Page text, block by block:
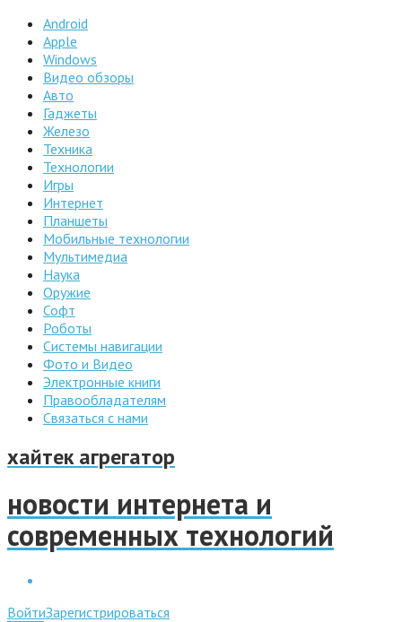
Android
Apple
Windows
Видео обзоры
Авто
Гаджеты
Железо
Техника
Технологии
Игры
Интернет
Планшеты
Мобильные технологии
Мультимедиа
Наука
Оружие
Софт
Роботы
Системы навигации
Фото и Видео
Электронные книги
Правообладателям
Связаться с нами
хайтек агрегатор
новости интернета и
современных технологий
ВойтиЗарегистрироваться